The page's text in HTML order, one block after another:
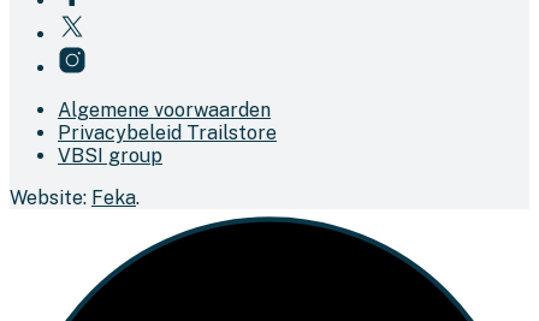
Algemene voorwaarden
Privacybeleid Trailstore
VBSI group
Website: Feka.